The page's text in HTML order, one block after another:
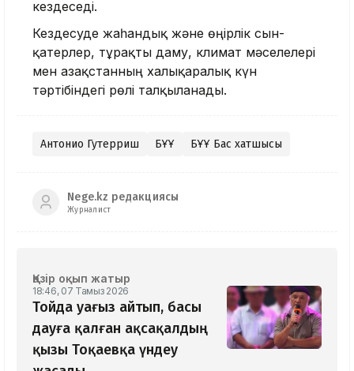
кездеседі.
Кездесуде жаһандық және өңірлік сын-
қатерлер, тұрақты даму, климат мәселелері
мен Қазақстанның халықаралық күн
тәртібіндегі рөлі талқыланады.
Антонио Гутерриш БҰҰ БҰҰ Бас хатшысы
Nege.kz редакциясы
Журналист
Қазір оқып жатыр
18:46, 07 Тамыз 2026
Тойда уағыз айтып, басы
дауға қалған ақсақалдың
қызы Тоқаевқа үндеу